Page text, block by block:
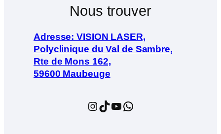
Nous trouver
Adresse: VISION LASER,
Polyclinique du Val de Sambre,
Rte de Mons 162,
59600 Maubeuge
Instagram TikTok YouTube WhatsApp